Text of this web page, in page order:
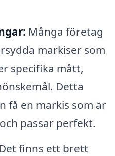
Många företag
markiser som
specifika mått,
Detta
få en markis som är
passar perfekt.
Det finns ett brett